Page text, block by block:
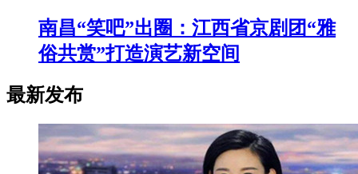
南昌“笑吧”出圈：江西省京剧团“雅
俗共赏”打造演艺新空间
最新发布